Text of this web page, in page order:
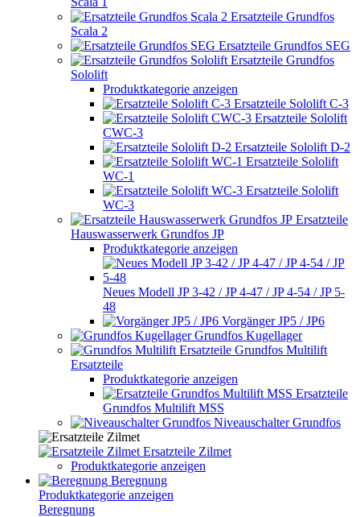
Ersatzteile Grundfos
Scala 2
Ersatzteile Grundfos SEG
Ersatzteile Grundfos
Sololift
Produktkategorie anzeigen
Ersatzteile Sololift C-3
Ersatzteile Sololift
CWC-3
Ersatzteile Sololift D-2
Ersatzteile Sololift
WC-1
Ersatzteile Sololift
WC-3
Ersatzteile
Hauswasserwerk Grundfos JP
Produktkategorie anzeigen
Neues Modell JP 3-42 / JP 4-47 / JP 4-54 / JP 5-
48
Vorgänger JP5 / JP6
Grundfos Kugellager
Grundfos Multilift
Ersatzteile
Produktkategorie anzeigen
Ersatzteile
Grundfos Multilift MSS
Niveauschalter Grundfos
Ersatzteile Zilmet
Produktkategorie anzeigen
Beregnung
Produktkategorie anzeigen
Beregnung